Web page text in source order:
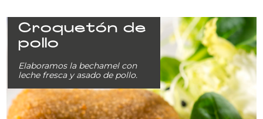
Croquetón de
pollo
Elaboramos la bechamel con
leche fresca y asado de pollo.